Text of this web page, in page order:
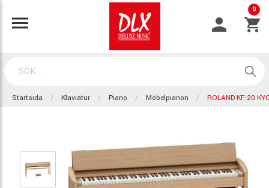
0
Startsida Klaviatur Piano Möbelpianon ROLAND KF-20